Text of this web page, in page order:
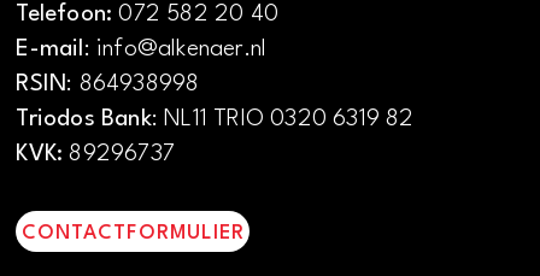
Telefoon:072 582 20 40
E-mail: info@alkenaer.nl
RSIN: 864938998
Triodos Bank: NL11 TRIO 0320 6319 82
KVK: 89296737
CONTACTFORMULIER